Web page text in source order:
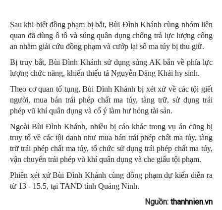
Sau khi biết đồng phạm bị bắt, Bùi Đình Khánh cùng nhóm liên
quan đã dùng ô tô và súng quân dụng chống trả lực lượng công
an nhằm giải cứu đồng phạm và cướp lại số ma túy bị thu giữ.
Bị truy bắt, Bùi Đình Khánh sử dụng súng AK bắn về phía lực
lượng chức năng, khiến thiếu tá Nguyễn Đăng Khải hy sinh.
Theo cơ quan tố tụng, Bùi Đình Khánh bị xét xử về các tội giết
người, mua bán trái phép chất ma túy, tàng trữ, sử dụng trái
phép vũ khí quân dụng và cố ý làm hư hỏng tài sản.
Ngoài Bùi Đình Khánh, nhiều bị cáo khác trong vụ án cũng bị
truy tố về các tội danh như mua bán trái phép chất ma túy, tàng
trữ trái phép chất ma túy, tổ chức sử dụng trái phép chất ma túy,
vận chuyển trái phép vũ khí quân dụng và che giấu tội phạm.
Phiên xét xử Bùi Đình Khánh cùng đồng phạm dự kiến diễn ra
từ 13 - 15.5, tại TAND tỉnh Quảng Ninh.
Nguồn: thanhnien.vn